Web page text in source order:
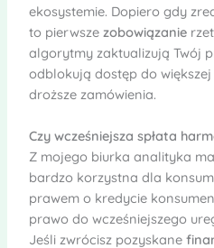
ekosystemie. Dopiero gdy
to pierwsze zobowiązanie
algorytmy zaktualizują Twój
odblokują dostęp do większej
droższe zamówienia.
Czy wcześniejsza spłata
Z mojego biurka analityka
bardzo korzystna dla
prawem o kredycie
prawo do wcześniejszego
Jeśli zwrócisz pozyskane